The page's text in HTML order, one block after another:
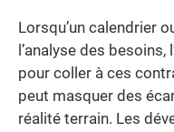
Lorsqu’un calendrier
l’analyse des
pour coller à ces
peut masquer des
réalité terrain. Les